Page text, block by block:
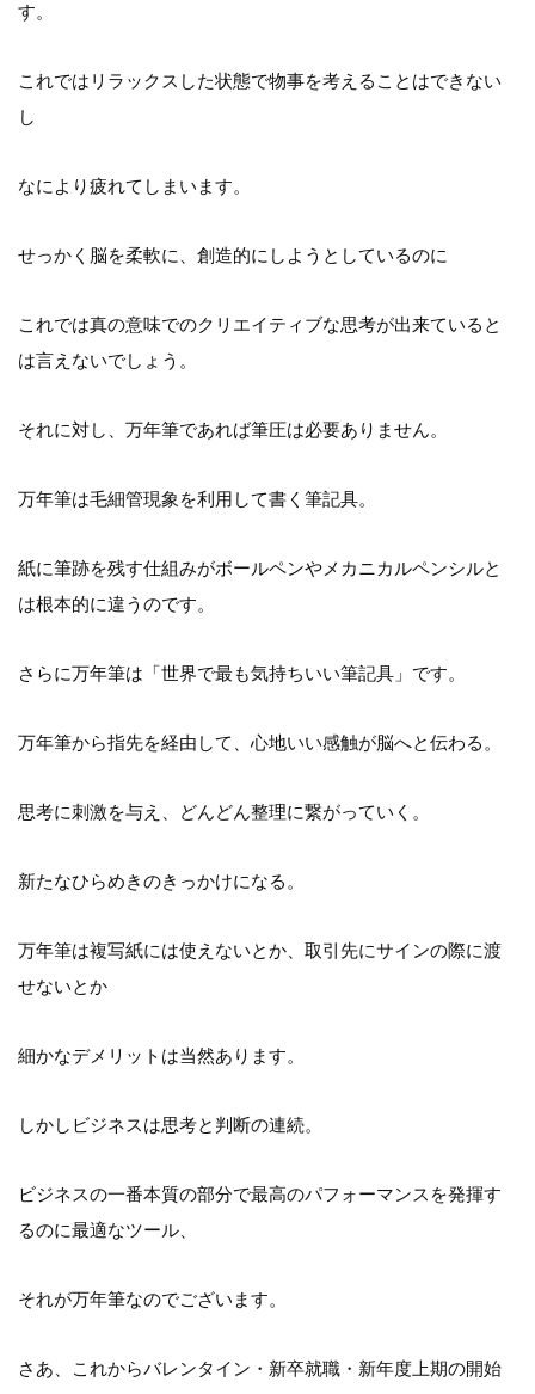
す。
これではリラックスした状態で物事を考えることはできない
し
なにより疲れてしまいます。
せっかく脳を柔軟に、創造的にしようとしているのに
これでは真の意味でのクリエイティブな思考が出来ていると
は言えないでしょう。
それに対し、万年筆であれば筆圧は必要ありません。
万年筆は毛細管現象を利用して書く筆記具。
紙に筆跡を残す仕組みがボールペンやメカニカルペンシルと
は根本的に違うのです。
さらに万年筆は「世界で最も気持ちいい筆記具」です。
万年筆から指先を経由して、心地いい感触が脳へと伝わる。
思考に刺激を与え、どんどん整理に繋がっていく。
新たなひらめきのきっかけになる。
万年筆は複写紙には使えないとか、取引先にサインの際に渡
せないとか
細かなデメリットは当然あります。
しかしビジネスは思考と判断の連続。
ビジネスの一番本質の部分で最高のパフォーマンスを発揮す
るのに最適なツール、
それが万年筆なのでございます。
さあ、これからバレンタイン・新卒就職・新年度上期の開始